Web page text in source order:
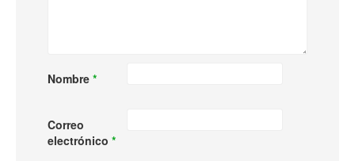
Nombre *
Correo
electrónico *